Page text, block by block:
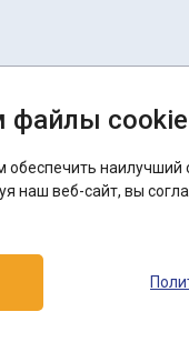
бот
файлы cookie
наилучший
наш веб-сайт, вы